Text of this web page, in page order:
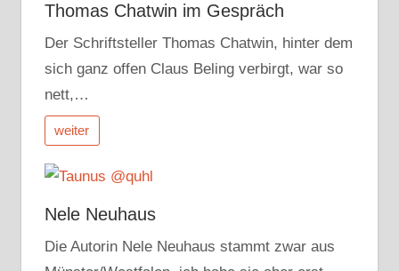
Thomas Chatwin im Gespräch
Der Schriftsteller Thomas Chatwin, hinter dem
sich ganz offen Claus Beling verbirgt, war so
nett,…
weiter
Nele Neuhaus
Die Autorin Nele Neuhaus stammt zwar aus